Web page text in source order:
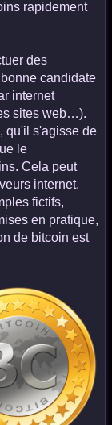
rapidement
des
candidate
internet
sites web…).
qu'il s'agisse de
le
Cela peut
internet,
fictifs,
en pratique,
de bitcoin est